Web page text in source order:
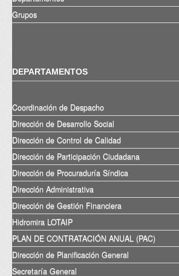
Grupos
DEPARTAMENTOS
Coordinación de Despacho
Dirección de Desarrollo Social
Dirección de Control de Calidad
Dirección de Participación Ciudadana
Dirección de Procuraduría Síndica
Dirección Administrativa
Dirección de Gestión Financiera
Hidromira LOTAIP
PLAN DE CONTRATACIÓN ANUAL (PAC)
Dirección de Planificación General
Secretaría General